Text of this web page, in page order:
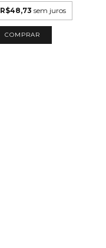
R$48,73 sem juros
COMPRAR